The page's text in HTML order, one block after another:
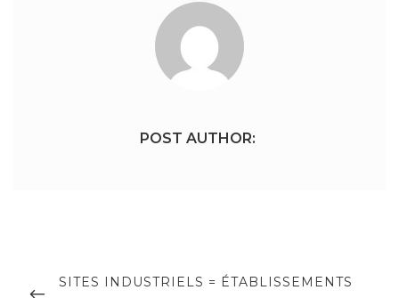
POST AUTHOR:
PREVIOUS
SITES INDUSTRIELS = ÉTABLISSEMENTS